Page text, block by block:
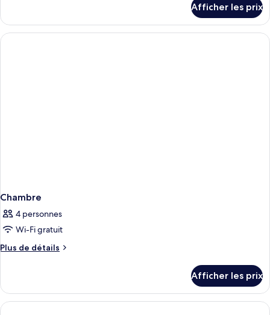
Chambre
Afficher les prix
Chambre
4 personnes
Wi-Fi gratuit
Plus de détails
Plus
Chambre
Afficher les prix